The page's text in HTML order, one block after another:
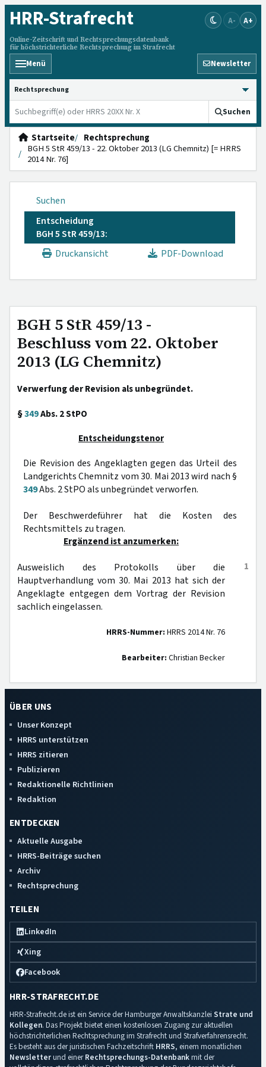
HRR-Strafrecht
Online-Zeitschrift und Rechtsprechungsdatenbank
für höchstrichterliche Rechtsprechung im Strafrecht
A- A+
Menü Newsletter
HRRS durchsuchen
Suchen
Startseite
Rechtsprechung
BGH 5 StR 459/13 - 22. Oktober 2013 (LG Chemnitz) [= HRRS
2014 Nr. 76]
Suchen
Entscheidung
BGH 5 StR 459/13:
Druckansicht
PDF-Download
BGH 5 StR 459/13 -
Beschluss vom 22. Oktober
2013 (LG Chemnitz)
Verwerfung der Revision als unbegründet.
§349Abs. 2 StPO
Entscheidungstenor
Die Revision des Angeklagten gegen das Urteil des
Landgerichts Chemnitz vom 30. Mai 2013 wird nach §
349Abs. 2 StPO als unbegründet verworfen.
Der Beschwerdeführer hat die Kosten des
Rechtsmittels zu tragen.
Ergänzend ist anzumerken:
1
Ausweislich des Protokolls über die
Hauptverhandlung vom 30. Mai 2013 hat sich der
Angeklagte entgegen dem Vortrag der Revision
sachlich eingelassen.
HRRS-Nummer: HRRS 2014 Nr. 76
Bearbeiter: Christian Becker
ÜBER UNS
Unser Konzept
HRRS unterstützen
HRRS zitieren
Publizieren
Redaktionelle Richtlinien
Redaktion
ENTDECKEN
Aktuelle Ausgabe
HRRS-Beiträge suchen
Archiv
Rechtsprechung
TEILEN
LinkedIn
Xing
Facebook
HRR-STRAFRECHT.DE
HRR-Strafrecht.de ist ein Service der Hamburger Anwaltskanzlei Strate und
Kollegen. Das Projekt bietet einen kostenlosen Zugang zur aktuellen
höchstrichterlichen Rechtsprechung im Strafrecht und Strafverfahrensrecht.
Es besteht aus der juristischen Fachzeitschrift HRRS, einem monatlichen
Newsletterund einerRechtsprechungs-Datenbankmit der